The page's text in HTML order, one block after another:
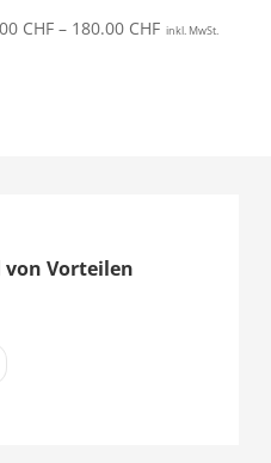
CHF – 180.00 CHFPreisspanne:
inkl. MwSt.
Vorteilen